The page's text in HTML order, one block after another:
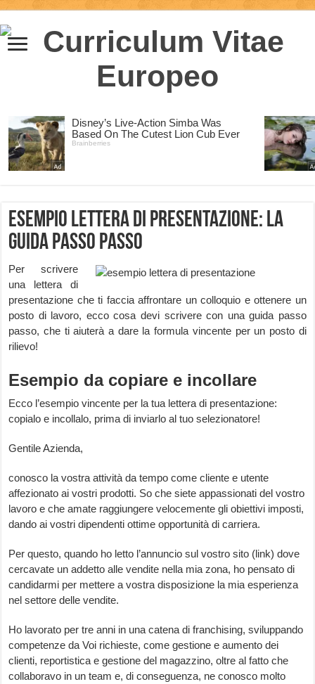
Esempio lettera di presentazione: la
guida passo passo
Per scrivere
una lettera di
presentazione che ti faccia affrontare un colloquio e ottenere un
posto di lavoro, ecco cosa devi scrivere con una guida passo
passo, che ti aiuterà a dare la formula vincente per un posto di
rilievo!
Esempio da copiare e incollare
Ecco l’esempio vincente per la tua lettera di presentazione:
copialo e incollalo, prima di inviarlo al tuo selezionatore!
Gentile Azienda,
conosco la vostra attività da tempo come cliente e utente
affezionato ai vostri prodotti. So che siete appassionati del vostro
lavoro e che amate raggiungere velocemente gli obiettivi imposti,
dando ai vostri dipendenti ottime opportunità di carriera.
Per questo, quando ho letto l’annuncio sul vostro sito (link) dove
cercavate un addetto alle vendite nella mia zona, ho pensato di
candidarmi per mettere a vostra disposizione la mia esperienza
nel settore delle vendite.
Ho lavorato per tre anni in una catena di franchising, sviluppando
competenze da Voi richieste, come gestione e aumento dei
clienti, reportistica e gestione del magazzino, oltre al fatto che
collaboravo in un team e, di conseguenza, ne conosco molto